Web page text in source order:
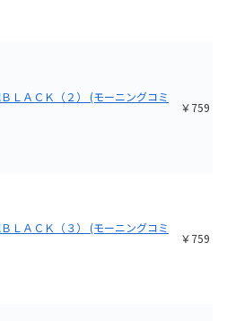
ＬＡＣＫ（２） (モーニングコミ
￥759
ＬＡＣＫ（３） (モーニングコミ
￥759